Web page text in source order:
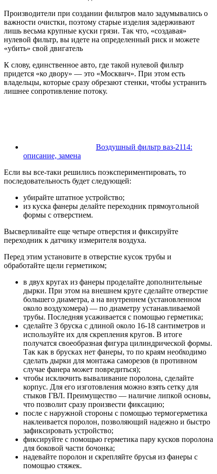
Производители при создании фильтров мало задумывались о
важности очистки, поэтому старые изделия задерживают
лишь весьма крупные куски грязи. Так что, «создавая»
нулевой фильтр, вы идете на определенный риск и можете
«убить» свой двигатель
К слову, единственное авто, где такой нулевой фильтр
придется «ко двору» — это «Москвич». При этом есть
владельцы, которые сразу обрезают стенки, чтобы устранить
лишнее сопротивление потоку.
Воздушный фильтр ваз-2114:
описание, замена
Если вы все-таки решились поэкспериментировать, то
последовательность будет следующей:
убирайте штатное устройство;
из куска фанеры делайте переходник прямоугольной
формы с отверстием.
Высверливайте еще четыре отверстия и фиксируйте
переходник к датчику измерителя воздуха.
Перед этим установите в отверстие кусок трубы и
обработайте щели герметиком;
в двух кругах из фанеры проделайте дополнительные
дырки. При этом на внешнем круге сделайте отверстие
большего диаметра, а на внутреннем (установленном
около воздухомера) — по диаметру устанавливаемой
трубы. Последняя усаживается с помощью герметика;
сделайте 3 бруска с длиной около 16-18 сантиметров и
используйте их для скрепления кругов. В итоге
получатся своеобразная фигура цилиндрической формы.
Так как в брусках нет фанеры, то по краям необходимо
сделать дырки для монтажа саморезов (в противном
случае фанера может повредиться);
чтобы исключить вываливание поролона, сделайте
корпус. Для его изготовления можно взять сетку для
стыков ГВЛ. Преимущество — наличие липкой основы,
что позволит сразу произвести фиксацию;
после с наружной стороны с помощью термогерметика
наклеивается поролон, позволяющий надежно и быстро
зафиксировать устройство;
фиксируйте с помощью герметика пару кусков поролона
для боковой части бочонка;
надевайте поролон и скрепляйте брусья из фанеры с
помощью стяжек.